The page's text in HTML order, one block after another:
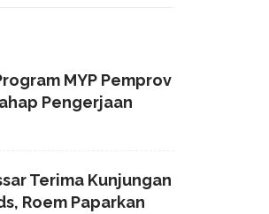
MYP Pemprov
Pengerjaan
Terima Kunjungan
Roem Paparkan